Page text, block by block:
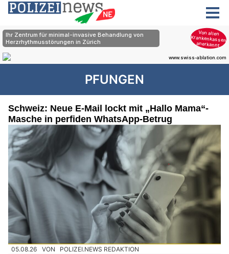
PFUNGEN
Schweiz: Neue E-Mail lockt mit „Hallo Mama“-
Masche in perfiden WhatsApp-Betrug
05.08.26 VON POLIZEI.NEWS REDAKTION